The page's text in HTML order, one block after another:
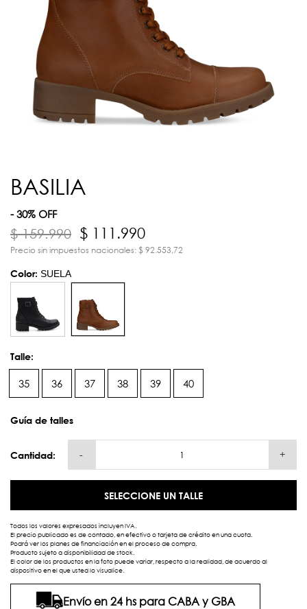
BASILIA
- 30% OFF
$ 159.990 $ 111.990
Precio sin impuestos nacionales: $ 92.553,72
Color: SUELA
Talle:
35 36 37 38 39 40
Guía de talles
Cantidad: - +
SELECCIONE UN TALLE
Todos los valores expresados incluyen IVA.
El precio publicado es de contado, en efectivo o tarjeta de crédito en una cuota.
Podrá ver los planes de financiación en el proceso de compra.
Producto sujeto a disponibilidad de stock.
El color de los productos en la foto puede variar, respecto a la realidad, de acuerdo al
dispositivo en el que usted lo visualice.
Envío en 24 hs para CABA y GBA